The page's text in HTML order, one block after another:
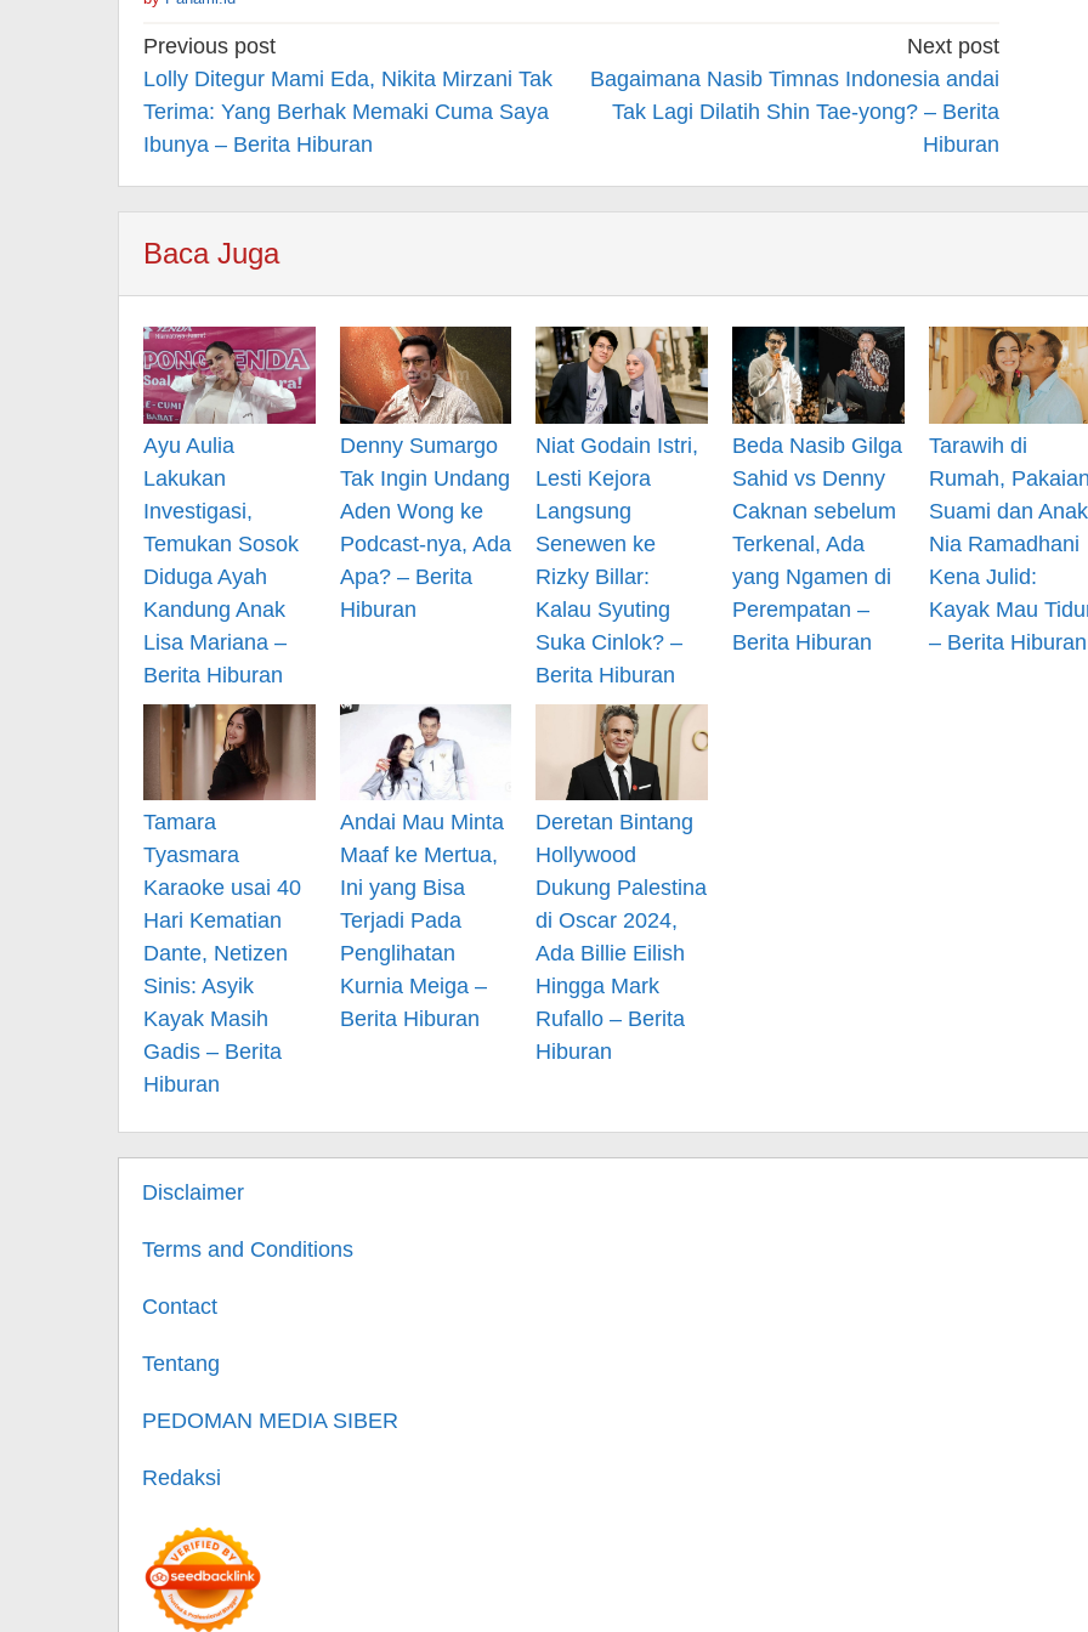
Post
navigation
Previous post
Lolly Ditegur Mami Eda, Nikita Mirzani Tak
Terima: Yang Berhak Memaki Cuma Saya
Ibunya – Berita Hiburan
Next post
Bagaimana Nasib Timnas Indonesia andai
Tak Lagi Dilatih Shin Tae-yong? – Berita
Hiburan
Baca Juga
Ayu Aulia
Lakukan
Investigasi,
Temukan Sosok
Diduga Ayah
Kandung Anak
Lisa Mariana –
Berita Hiburan
Denny Sumargo
Tak Ingin Undang
Aden Wong ke
Podcast-nya, Ada
Apa? – Berita
Hiburan
Niat Godain Istri,
Lesti Kejora
Langsung
Senewen ke
Rizky Billar:
Kalau Syuting
Suka Cinlok? –
Berita Hiburan
Beda Nasib Gilga
Sahid vs Denny
Caknan sebelum
Terkenal, Ada
yang Ngamen di
Perempatan –
Berita Hiburan
Tarawih di
Rumah,
Suami dan Anak
Nia Ramadhani
Kena Julid:
Kayak Mau
– Berita Hiburan
Tamara
Tyasmara
Karaoke usai 40
Hari Kematian
Dante, Netizen
Sinis: Asyik
Kayak Masih
Gadis – Berita
Hiburan
Andai Mau Minta
Maaf ke Mertua,
Ini yang Bisa
Terjadi Pada
Penglihatan
Kurnia Meiga –
Berita Hiburan
Deretan Bintang
Hollywood
Dukung Palestina
di Oscar 2024,
Ada Billie Eilish
Hingga Mark
Rufallo – Berita
Hiburan
Disclaimer
Terms and Conditions
Contact
Tentang
PEDOMAN MEDIA SIBER
Redaksi